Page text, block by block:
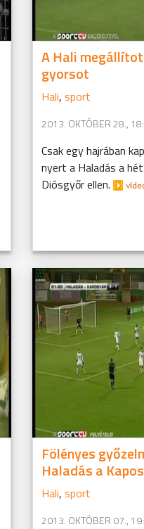
A Hali
gyorsot
Hali, sport
2013. OKTÓBER 28.,
Csak egy hajrában
nyert a Haladás a
Diósgyőr ellen.
Fölényes
Haladás a
Hali, sport
2013. OKTÓBER 07.,